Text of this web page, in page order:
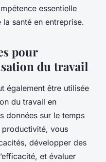
essentielle
santé en entreprise.
pour
du travail
également être utilisée
du travail en
données sur le temps
vous
développer des
et évaluer